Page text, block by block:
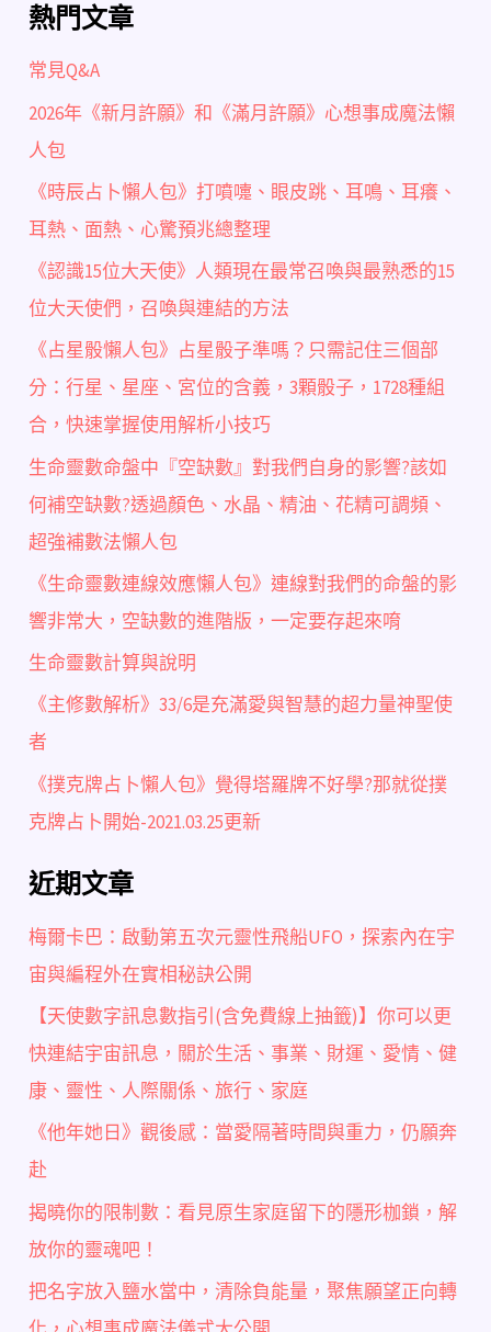
熱門文章
常見Q&A
2026年《新月許願》和《滿月許願》心想事成魔法懶
人包
《時辰占卜懶人包》打噴嚏、眼皮跳、耳鳴、耳癢、
耳熱、面熱、心驚預兆總整理
《認識15位大天使》人類現在最常召喚與最熟悉的15
位大天使們，召喚與連結的方法
《占星骰懶人包》占星骰子準嗎？只需記住三個部
分：行星、星座、宮位的含義，3顆骰子，1728種組
合，快速掌握使用解析小技巧
生命靈數命盤中『空缺數』對我們自身的影響?該如
何補空缺數?透過顏色、水晶、精油、花精可調頻、
超強補數法懶人包
《生命靈數連線效應懶人包》連線對我們的命盤的影
響非常大，空缺數的進階版，一定要存起來唷
生命靈數計算與說明
《主修數解析》33/6是充滿愛與智慧的超力量神聖使
者
《撲克牌占卜懶人包》覺得塔羅牌不好學?那就從撲
克牌占卜開始-2021.03.25更新
近期文章
梅爾卡巴：啟動第五次元靈性飛船UFO，探索內在宇
宙與編程外在實相秘訣公開
【天使數字訊息數指引(含免費線上抽籤)】你可以更
快連結宇宙訊息，關於生活、事業、財運、愛情、健
康、靈性、人際關係、旅行、家庭
《他年她日》觀後感：當愛隔著時間與重力，仍願奔
赴
揭曉你的限制數：看見原生家庭留下的隱形枷鎖，解
放你的靈魂吧！
把名字放入鹽水當中，清除負能量，聚焦願望正向轉